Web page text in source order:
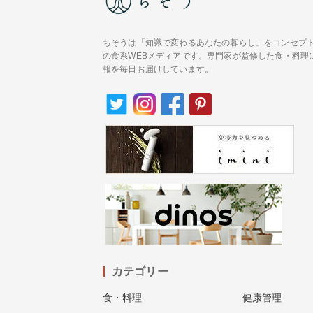
ちそうは「知識で変わるあなたの暮らし」をコンセプ
の食系WEBメディアです。専門家が監修した食・料理
報を毎日お届けしています。
カテゴリー
食・料理 健康管理